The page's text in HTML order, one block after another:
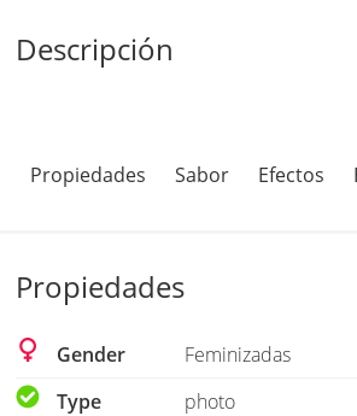
Descripción
Propiedades Sabor Efectos
Propiedades
Gender
Feminizadas
Type
photo